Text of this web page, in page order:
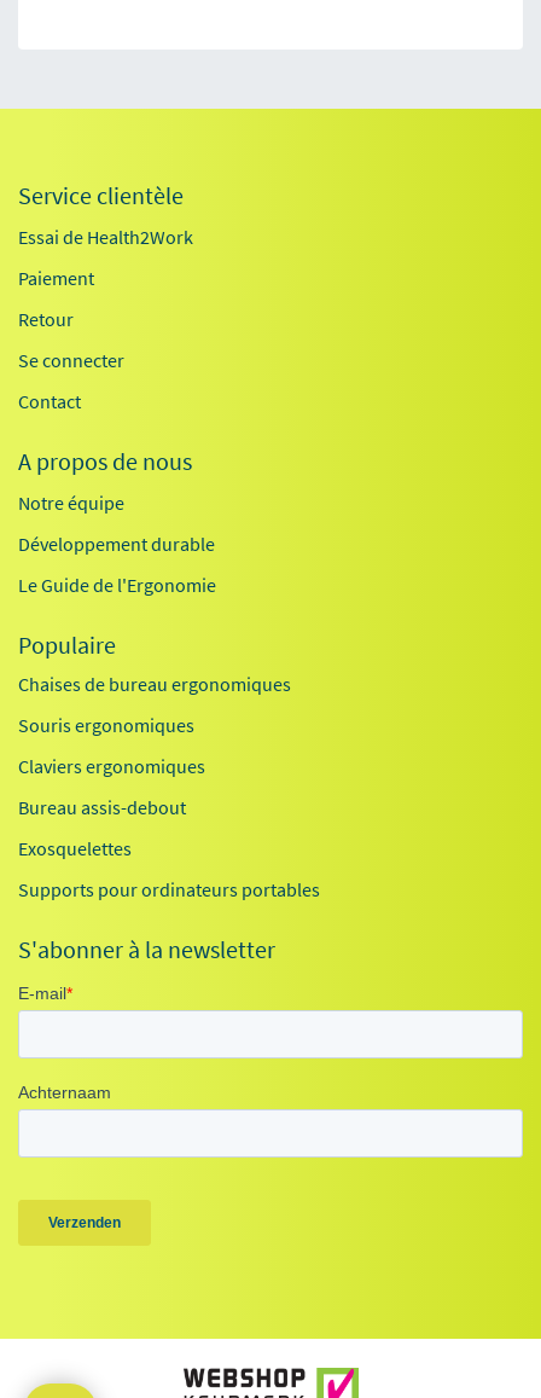
Service clientèle
Essai de Health2Work
Paiement
Retour
Se connecter
Contact
A propos de nous
Notre équipe
Développement durable
Le Guide de l'Ergonomie
Populaire
Chaises de bureau ergonomiques
Souris ergonomiques
Claviers ergonomiques
Bureau assis-debout
Exosquelettes
Supports pour ordinateurs portables
S'abonner à la newsletter